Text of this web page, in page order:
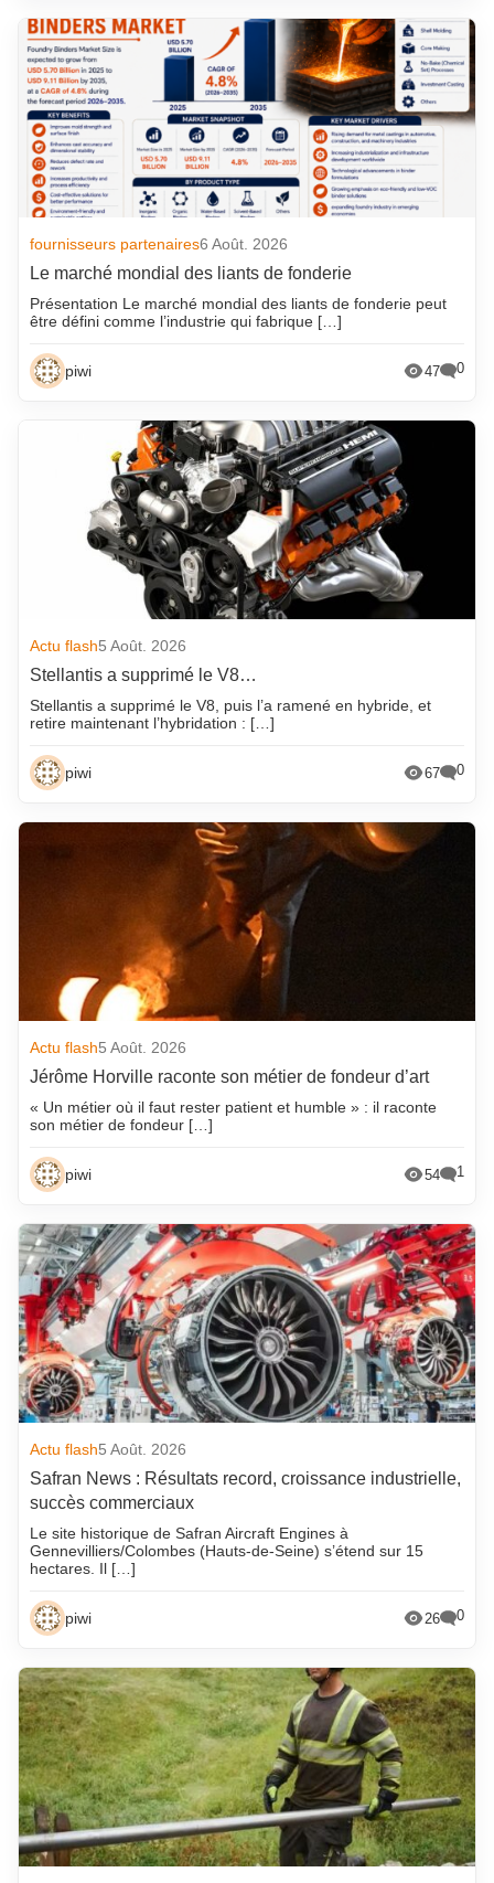
fournisseurs partenaires6 Août. 2026
Le marché mondial des liants de fonderie
Présentation Le marché mondial des liants de fonderie peut
être défini comme l’industrie qui fabrique […]
piwi 47 0
Actu flash5 Août. 2026
Stellantis a supprimé le V8…
Stellantis a supprimé le V8, puis l’a ramené en hybride, et
retire maintenant l’hybridation : […]
piwi 67 0
Actu flash5 Août. 2026
Jérôme Horville raconte son métier de fondeur d’art
« Un métier où il faut rester patient et humble » : il raconte
son métier de fondeur […]
piwi 54 1
Actu flash5 Août. 2026
Safran News : Résultats record, croissance industrielle,
succès commerciaux
Le site historique de Safran Aircraft Engines à
Gennevilliers/Colombes (Hauts-de-Seine) s’étend sur 15
hectares. Il […]
piwi 26 0